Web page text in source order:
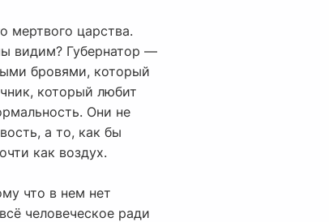
мертвого царства.
видим? Губернатор —
бровями, который
который любит
Они не
а то, как бы
как воздух.
что в нем нет
человеческое ради